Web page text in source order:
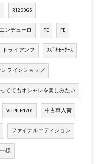
R1200GS
ンデューロ TE FE
トライアンフ ｽｽﾞｷﾓｰﾀｰｽ
ンラインショップ
ててもオシャレを楽しみたい
VITPILEN701 中古車入荷
ファイナルエディション
様